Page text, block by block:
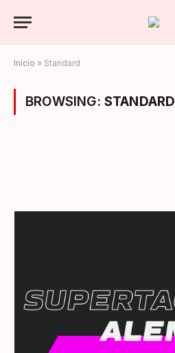
Início » Standard
BROWSING: STANDARD